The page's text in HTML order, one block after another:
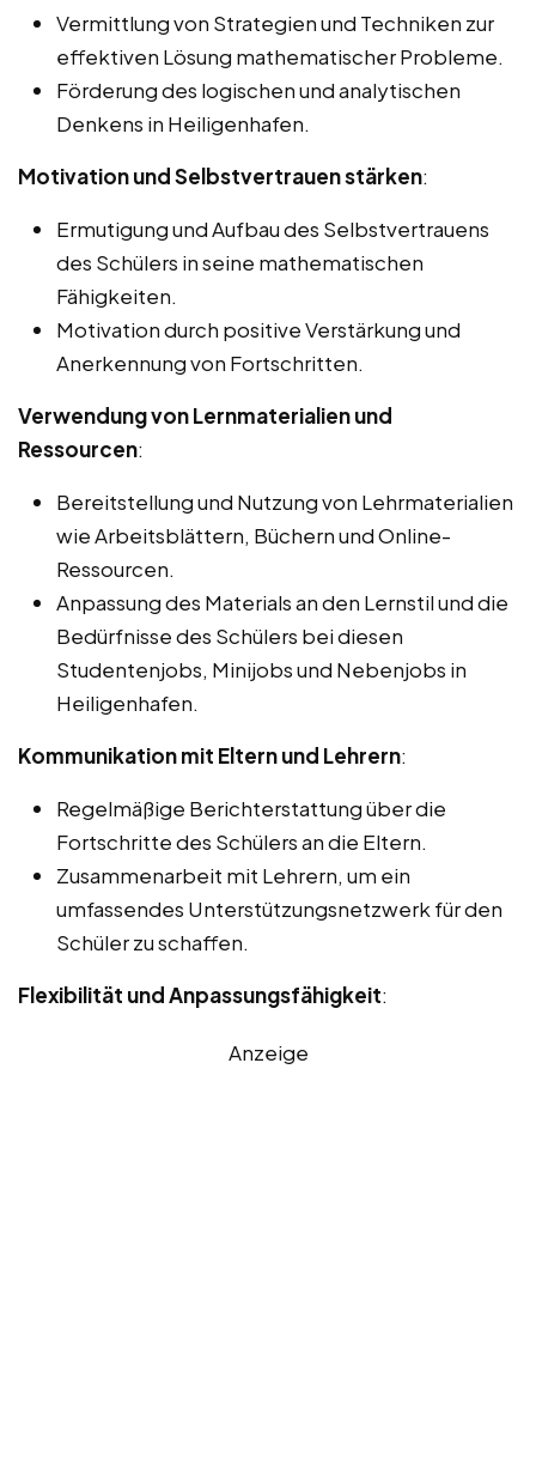
Vermittlung von Strategien und Techniken zur
effektiven Lösung mathematischer Probleme.
Förderung des logischen und analytischen
Denkens in Heiligenhafen.
Motivation und Selbstvertrauen stärken:
Ermutigung und Aufbau des Selbstvertrauens
des Schülers in seine mathematischen
Fähigkeiten.
Motivation durch positive Verstärkung und
Anerkennung von Fortschritten.
Verwendung von Lernmaterialien und
Ressourcen:
Bereitstellung und Nutzung von Lehrmaterialien
wie Arbeitsblättern, Büchern und Online-
Ressourcen.
Anpassung des Materials an den Lernstil und die
Bedürfnisse des Schülers bei diesen
Studentenjobs, Minijobs und Nebenjobs in
Heiligenhafen.
Kommunikation mit Eltern und Lehrern:
Regelmäßige Berichterstattung über die
Fortschritte des Schülers an die Eltern.
Zusammenarbeit mit Lehrern, um ein
umfassendes Unterstützungsnetzwerk für den
Schüler zu schaffen.
Flexibilität und Anpassungsfähigkeit:
Anzeige